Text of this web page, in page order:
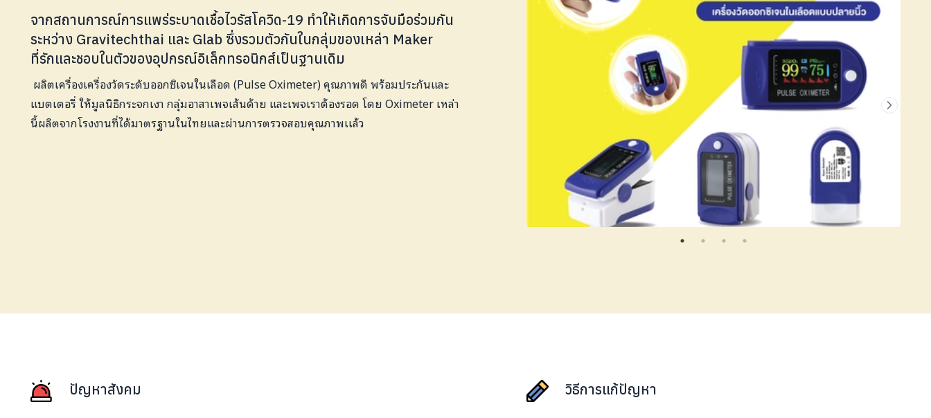
จากสถานการณ์การแพร่ระบาดเชื้อไวรัสโควิด-19 ทำให้เกิดการจับมือร่วมกัน
ระหว่าง Gravitechthai และ Glab ซึ่งรวมตัวกันในกลุ่มของเหล่า Maker
ที่รักและชอบในตัวของอุปกรณ์อิเล็กทรอนิกส์เป็นฐานเดิม
ผลิตเครื่องเครื่องวัดระดับออกซิเจนในเลือด (Pulse Oximeter) คุณภาพดี พร้อมประกันและ
แบตเตอรี่ ให้มูลนิธิกระจกเงา กลุ่มอาสาเพจเส้นด้าย และเพจเราต้องรอด โดย Oximeter เหล่า
นี้ผลิตจากโรงงานที่ได้มาตรฐานในไทยและผ่านการตรวจสอบคุณภาพเเล้ว
ปัญหาสังคม วิธีการแก้ปัญหา